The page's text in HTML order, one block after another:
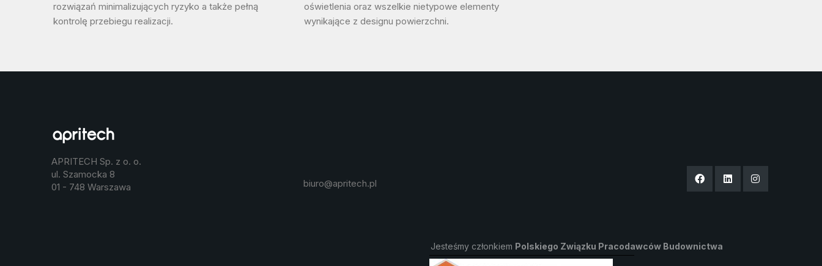
rozwiązań minimalizujących ryzyko a także pełną
kontrolę przebiegu realizacji.
oświetlenia oraz wszelkie nietypowe elementy
wynikające z designu powierzchni.
APRITECH Sp. z o. o.
ul. Szamocka 8
01 - 748 Warszawa
biuro@apritech.pl
Jesteśmy członkiem Polskiego Związku Pracodawców Budownictwa